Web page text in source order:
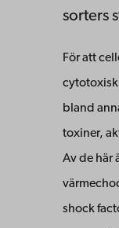
sorters
För att
bland
toxiner,
Av de här
shock